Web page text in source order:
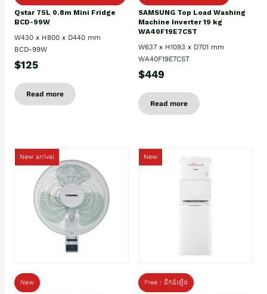
Qstar 75L 0.8m Mini Fridge
BCD-99W
W430 x H800 x D440 mm
BCD-99W
$125
Read more
SAMSUNG Top Load Washing
Machine Inverter 19 kg
WA40F19E7CST
W637 x H1093 x D701 mm
WA40F19E7CST
$449
Read more
New arrival
New
New
Free : ដឹកដំឡើង